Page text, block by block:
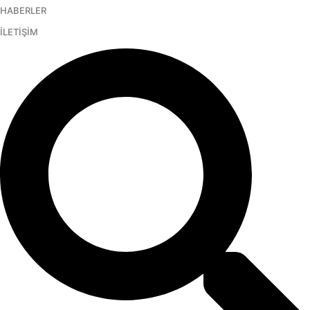
İçeriğe
atla
HABERLER
İLETİŞİM